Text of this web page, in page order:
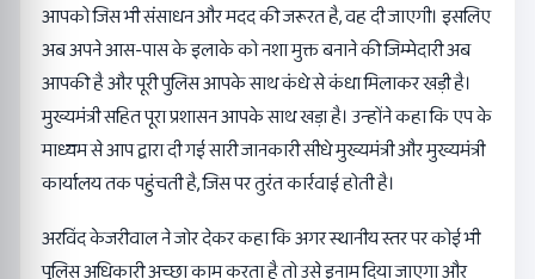
आपको जिस भी संसाधन और मदद की जरूरत है, वह दी जाएगी। इसलिए
अब अपने आस-पास के इलाके को नशा मुक्त बनाने की जिम्मेदारी अब
आपकी है और पूरी पुलिस आपके साथ कंधे से कंधा मिलाकर खड़ी है।
मुख्यमंत्री सहित पूरा प्रशासन आपके साथ खड़ा है। उन्होंने कहा कि एप के
माध्यम से आप द्वारा दी गई सारी जानकारी सीधे मुख्यमंत्री और मुख्यमंत्री
कार्यालय तक पहुंचती है, जिस पर तुरंत कार्रवाई होती है।
अरविंद केजरीवाल ने जोर देकर कहा कि अगर स्थानीय स्तर पर कोई भी
पुलिस अधिकारी अच्छा काम करता है तो उसे इनाम दिया जाएगा और